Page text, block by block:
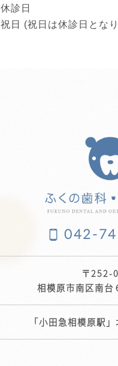
休診日
祝日 (祝日は休診日とな
042-
〒252-
相模原市南区南
「小田急相模原駅